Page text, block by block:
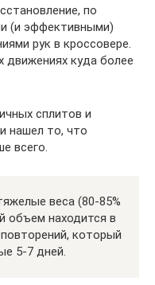
по
(и эффективными)
рук в кроссовере.
движениях куда более
сплитов и
нашел то, что
всего.
веса (80-85%
объем находится в
который
5-7 дней.